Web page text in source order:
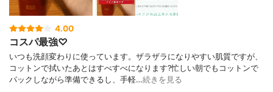
4.00
コスパ最強♡
いつも洗顔変わりに使っています。ザラザラになりやすい肌質ですが、
コットンで拭いたあとはすべすべになります?忙しい朝でもコットンで
パックしながら準備できるし、手軽…続きを見る